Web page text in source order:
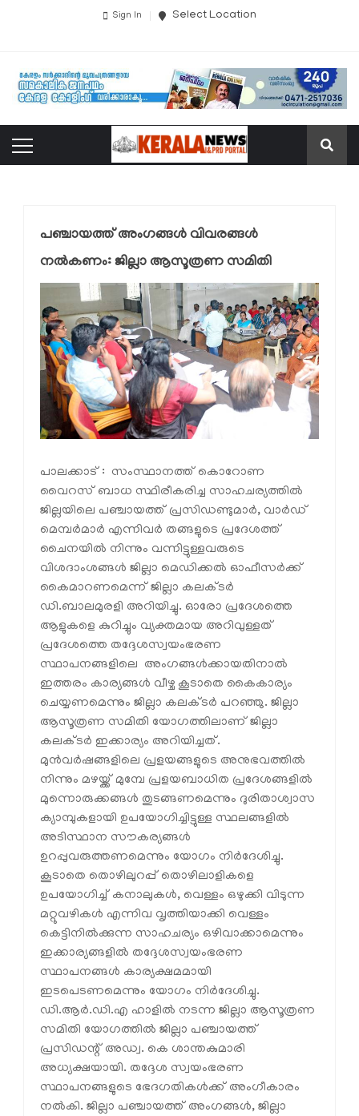
Sign In Select Location
പഞ്ചായത്ത് അംഗങ്ങള്‍ വിവരങ്ങള്‍
നല്‍കണം: ജില്ലാ ആസൂത്രണ സമിതി
പാലക്കാട് : സംസ്ഥാനത്ത് കൊറോണ
വൈറസ് ബാധ സ്ഥിരീകരിച്ച സാഹചര്യത്തില്‍
ജില്ലയിലെ പഞ്ചായത്ത് പ്രസിഡണ്ടുമാര്‍, വാര്‍ഡ്
മെമ്പര്‍മാര്‍ എന്നിവര്‍ തങ്ങളുടെ പ്രദേശത്ത്
ചൈനയില്‍ നിന്നും വന്നിട്ടുള്ളവരുടെ
വിശദാംശങ്ങള്‍ ജില്ലാ മെഡിക്കല്‍ ഓഫീസര്‍ക്ക്
കൈമാറണമെന്ന് ജില്ലാ കലക്ടര്‍
ഡി.ബാലമുരളി അറിയിച്ചു. ഓരോ പ്രദേശത്തെ
ആളുകളെ കുറിച്ചും വ്യക്തമായ അറിവുള്ളത്
പ്രദേശത്തെ തദ്ദേശസ്വയംഭരണ
സ്ഥാപനങ്ങളിലെ അംഗങ്ങള്‍ക്കായതിനാല്‍
ഇത്തരം കാര്യങ്ങള്‍ വീഴ്ച കൂടാതെ കൈകാര്യം
ചെയ്യണമെന്നും ജില്ലാ കലക്ടര്‍ പറഞ്ഞു. ജില്ലാ
ആസൂത്രണ സമിതി യോഗത്തിലാണ് ജില്ലാ
കലക്ടര്‍ ഇക്കാര്യം അറിയിച്ചത്.
മുന്‍വര്‍ഷങ്ങളിലെ പ്രളയങ്ങളുടെ അനുഭവത്തില്‍
നിന്നും മഴയ്ക്ക് മുമ്പേ പ്രളയബാധിത പ്രദേശങ്ങളില്‍
മുന്നൊരുക്കങ്ങള്‍ തുടങ്ങണമെന്നും ദുരിതാശ്വാസ
ക്യാമ്പുകളായി ഉപയോഗിച്ചിട്ടുള്ള സ്ഥലങ്ങളില്‍
അടിസ്ഥാന സൗകര്യങ്ങള്‍
ഉറപ്പുവരുത്തണമെന്നും യോഗം നിര്‍ദേശിച്ചു.
കൂടാതെ തൊഴിലുറപ്പ് തൊഴിലാളികളെ
ഉപയോഗിച്ച് കനാലുകള്‍, വെള്ളം ഒഴുക്കി വിടുന്ന
മറ്റുവഴികള്‍ എന്നിവ വൃത്തിയാക്കി വെള്ളം
കെട്ടിനില്‍ക്കുന്ന സാഹചര്യം ഒഴിവാക്കാമെന്നും
ഇക്കാര്യങ്ങളില്‍ തദ്ദേശസ്വയംഭരണ
സ്ഥാപനങ്ങള്‍ കാര്യക്ഷമമായി
ഇടപെടണമെന്നും യോഗം നിര്‍ദേശിച്ചു.
ഡി.ആര്‍.ഡി.എ ഹാളില്‍ നടന്ന ജില്ലാ ആസൂത്രണ
സമിതി യോഗത്തില്‍ ജില്ലാ പഞ്ചായത്ത്
പ്രസിഡന്റ് അഡ്വ. കെ ശാന്തകുമാരി
അധ്യക്ഷയായി. തദ്ദേശ സ്വയംഭരണ
സ്ഥാപനങ്ങളുടെ ഭേദഗതികള്‍ക്ക് അംഗീകാരം
നല്‍കി. ജില്ലാ പഞ്ചായത്ത് അംഗങ്ങള്‍, ജില്ലാ